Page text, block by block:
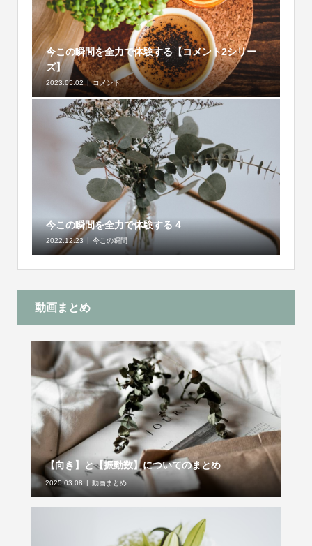
今この瞬間を全力で体験する【コメント2シリー
ズ】
2023.05.02 コメント
今この瞬間を全力で体験する 4
2022.12.23 今この瞬間
動画まとめ
【向き】と【振動数】についてのまとめ
2025.03.08 動画まとめ